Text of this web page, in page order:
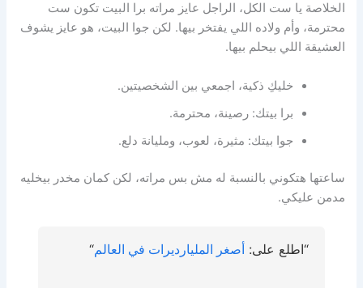
الخلاصة يا ست الكل، الراجل عايز مراته برا البيت تكون ست
محترمة، وأم ولاده اللي يفتخر بيها. لكن جوا البيت، هو عايز يشوف
العشيقة اللي بيحلم بيها.
خليكِ ذكية، اجمعي بين الشخصيتين.
برا بيتك: رصينة، محترمة.
جوا بيتك: مثيرة، لعوب، ومليانة دلع.
ساعتها هتكوني بالنسبة له مش بس مراته، لكن كمان مخدر بيخليه
مدمن عليكي.
“اطلع على: أصغر المليارديرات في العالم“